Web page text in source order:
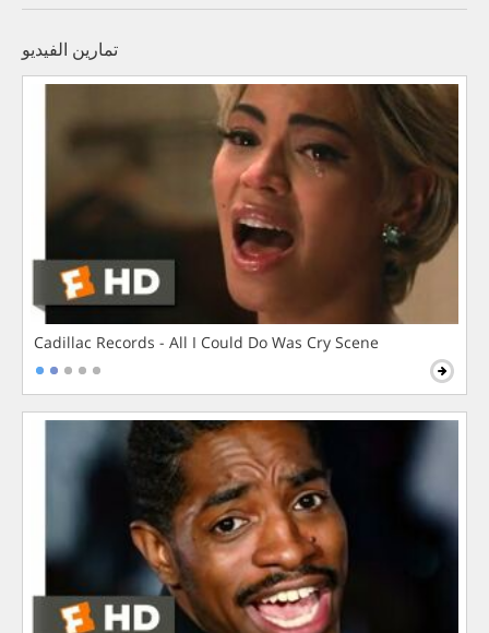
تمارين الفيديو
Cadillac Records - All I Could Do Was Cry Scene